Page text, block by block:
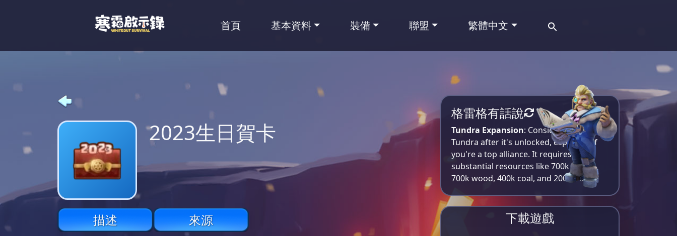
首頁 基本資料 裝備 聯盟 繁體中文
2023生日賀卡
描述 來源
格雷格有話說
Tundra Expansion: Consider moving to
Tundra after it's unlocked, especially if
you're a top alliance. It requires
substantial resources like 700k meat,
700k wood, 400k coal, and 200k iron​
下載遊戲